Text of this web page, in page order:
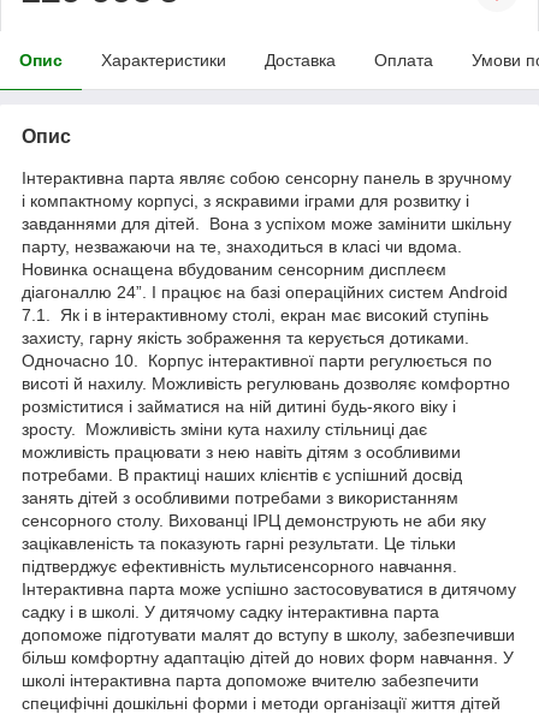
Опис Характеристики Доставка Оплата Умови
Опис
Інтерактивна парта являє собою сенсорну панель в зручному
і компактному корпусі, з яскравими іграми для розвитку і
завданнями для дітей. Вона з успіхом може замінити шкільну
парту, незважаючи на те, знаходиться в класі чи вдома.
Новинка оснащена вбудованим сенсорним дисплеєм
діагоналлю 24”. І працює на базі операційних систем Android
7.1. Як і в інтерактивному столі, екран має високий ступінь
захисту, гарну якість зображення та керується дотиками.
Одночасно 10. Корпус інтерактивної парти регулюється по
висоті й нахилу. Можливість регулювань дозволяє комфортно
розміститися і займатися на ній дитині будь-якого віку і
зросту. Можливість зміни кута нахилу стільниці дає
можливість працювати з нею навіть дітям з особливими
потребами. В практиці наших клієнтів є успішний досвід
занять дітей з особливими потребами з використанням
сенсорного столу. Вихованці ІРЦ демонструють не аби яку
зацікавленість та показують гарні результати. Це тільки
підтверджує ефективність мультисенсорного навчання.
Інтерактивна парта може успішно застосовуватися в дитячому
садку і в школі. У дитячому садку інтерактивна парта
допоможе підготувати малят до вступу в школу, забезпечивши
більш комфортну адаптацію дітей до нових форм навчання. У
школі інтерактивна парта допоможе вчителю забезпечити
специфічні дошкільні форми і методи організації життя дітей